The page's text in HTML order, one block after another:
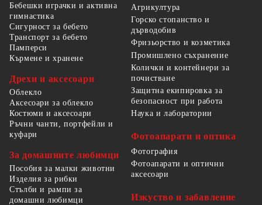
Бебешки играчки и активна
гимнастика
Сигурност за бебето
Транспорт за бебето
Памперси
Кърмене и хранене
Дрехи и аксесоари
Облекло
Аксесоари за облекло
Костюми и аксесоари
Ръчни чанти, портфейли и
куфари
За домашните любимци
Пособия за малки животни
Изделия за рибки
Стълби и рампи за
домашни любимци
Агрикултура
Горско стопанство и
дърводобив
Фризьорство и козметика
Промишлено съхранение
Колички и контейнери за
почистване
Защитна екипировка за
безопасност при работа
Наука и лаборатории
Фотоапарати и оптика
Фотография
Фотоапарати и оптични
аксесоари
Изкуство и забавление